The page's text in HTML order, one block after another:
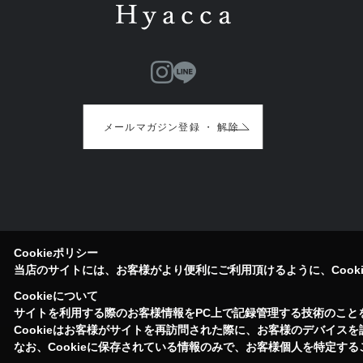
メールマガジン登録 ・ 解除
Cookieポリシー
当店のサイトには、お客様がより便利にご利用頂けるように、
Cookieについて
サイトを利用する際のお客様情報をPC上で記録管理する技術のこ
Cookieはお客様がサイトを再訪問された際に、お客様のデバイス
なお、Cookieに保存されている情報のみで、お客様個人を特定する